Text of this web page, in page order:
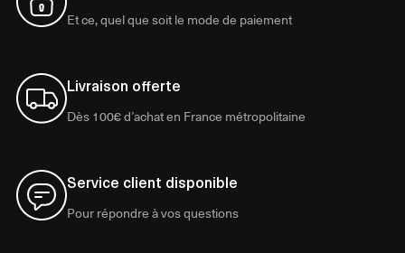
Et ce, quel que soit le mode de paiement
Livraison offerte
Dès 100€ d’achat en France métropolitaine
Service client disponible
Pour répondre à vos questions